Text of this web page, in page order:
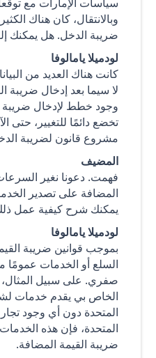
وبالانتقال، كان هناك
ضريبة الدخل. هل يمكنك
لودميلا يامالوفا
كانت هناك العديد من
لا سيما بعد إدخال ضريبة
وجود خطط لإدخال ضريبة
تخضع دائمًا للتغيير، حتى
مشروع قانون لضريبة
المضيف
فهمت. دعونا نغير
المضافة على تصدير
يمكنك شرح كيفية عمل
لودميلا يامالوفا
بموجب قوانين ضريبة
السلع أو الخدمات عمومًا
صفري. على سبيل المثال،
الخاص بي يقدم خدمات
المتحدة دون أي وجود
المتحدة، فإن هذه
ضريبة القيمة المضافة.